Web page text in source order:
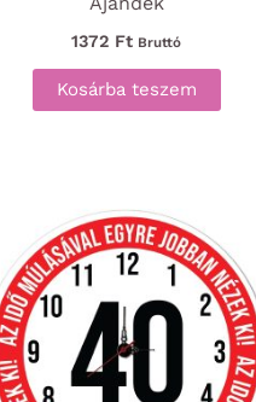
1372 Ft Bruttó
Kosárba teszem